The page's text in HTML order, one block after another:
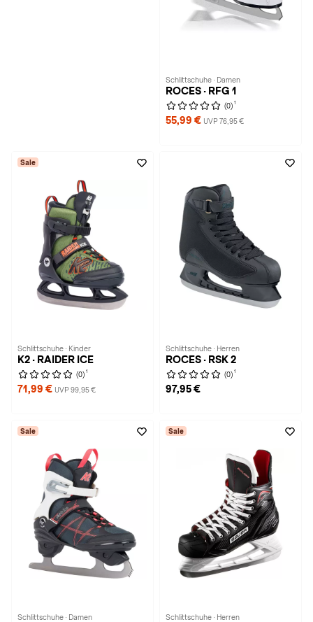
Schlittschuhe · Damen
ROCES · RFG 1
(0) 1
55,99 € UVP 76,95 €
Sale
Schlittschuhe · Kinder
K2 · RAIDER ICE
(0) 1
71,99 € UVP 99,95 €
Schlittschuhe · Herren
ROCES · RSK 2
(0) 1
97,95 €
Sale
Schlittschuhe · Damen
Sale
Schlittschuhe · Herren